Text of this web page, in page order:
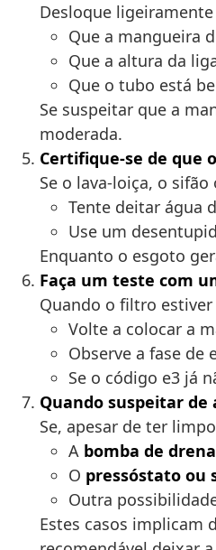
Desloque
Que a mangueira
Que a altura da
Que o tubo está
Se suspeitar que a
moderada.
Certifique-se de que
Se o lava-loiça, o
Tente deitar água
Use um
Enquanto o esgoto
Faça um teste com
Quando o filtro
Volte a colocar a
Observe a fase
Se o código e3 já
Quando suspeitar
Se, apesar de ter
A bomba de
O pressóstato ou
Outra
Estes casos implicam